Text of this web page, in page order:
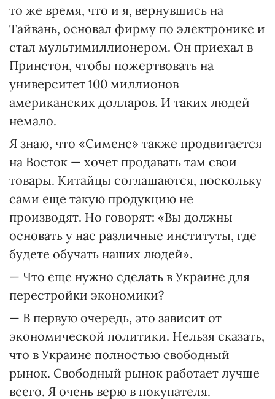
то же время, что и я, вернувшись на
Тайвань, основал фирму по электронике и
стал мультимиллионером. Он приехал в
Принстон, чтобы пожертвовать на
университет 100 миллионов
американских долларов. И таких людей
немало.
Я знаю, что «Сименс» также продвигается
на Восток — хочет продавать там свои
товары. Китайцы соглашаются, поскольку
сами еще такую продукцию не
производят. Но говорят: «Вы должны
основать у нас различные институты, где
будете обучать наших людей».
— Что еще нужно сделать в Украине для
перестройки экономики?
— В первую очередь, это зависит от
экономической политики. Нельзя сказать,
что в Украине полностью свободный
рынок. Свободный рынок работает лучше
всего. Я очень верю в покупателя.